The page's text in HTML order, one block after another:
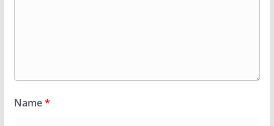
Name*